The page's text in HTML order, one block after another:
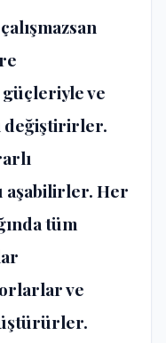
ve
değiştirirler.
aşabilirler. Her
tüm
ve